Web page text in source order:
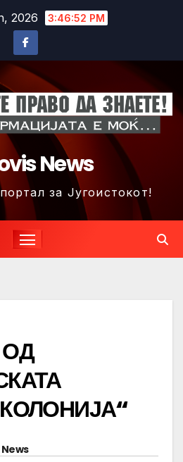
2026 3:46:55 PM
News
за Југоистокот!